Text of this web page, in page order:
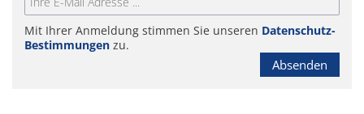
Mit Ihrer Anmeldung stimmen Sie unseren Datenschutz-
Bestimmungen zu.
Absenden